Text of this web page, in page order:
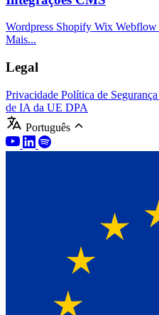
Wordpress Shopify Wix Webflow
Mais...
Legal
Privacidade Política de Segurança
de IA da UE DPA
Português